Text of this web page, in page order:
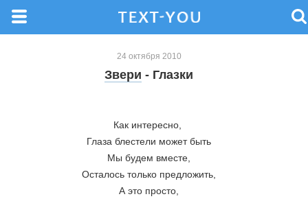
24 октября 2010
Звери - Глазки
Как интересно,
Глаза блестели может быть
Мы будем вместе,
Осталось только предложить,
А это просто,